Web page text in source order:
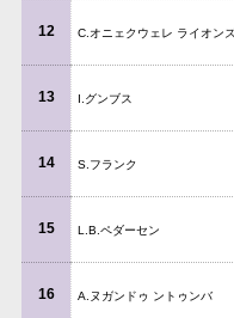
12 C.オニェクウェレ ライオン
13 I.グンブス
14 S.フランク
15 L.B.ペダーセン
16 A.ヌガンドゥ ントゥンバ